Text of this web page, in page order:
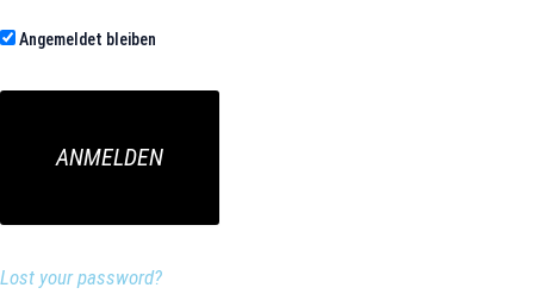
Angemeldet bleiben
Lost your password?